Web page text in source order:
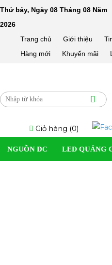
Thứ bảy, Ngày 08 Tháng 08 Năm
2026
Trang chủ
Giới thiệu
Hàng mới
Khuyến mãi
Giỏ hàng (0)
NGUỒN DC LED QUẢNG